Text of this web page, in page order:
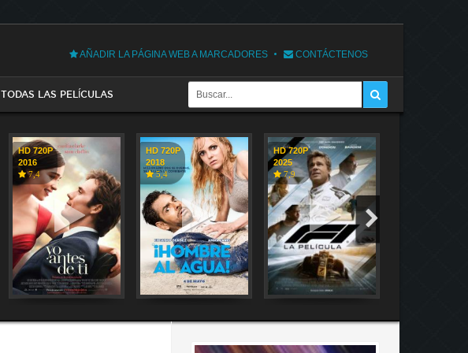
AÑADIR LA PÁGINA WEB A MARCADORES CONTÁCTENOS
TODAS LAS PELÍCULAS
HD 720P
2016
7,4
HD 720P
2018
5,4
HD 720P
2025
7,9